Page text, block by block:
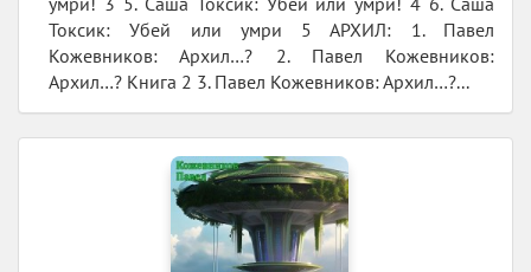
Токсик: Убей или умри 5 АРХИЛ: 1. Павел
Кожевников: Архил…? 2. Павел Кожевников:
Архил…? Книга 2 3. Павел Кожевников: Архил…?...